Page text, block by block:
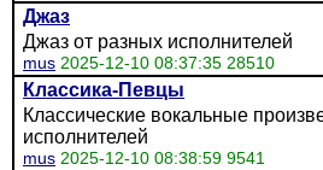
Джаз
Джаз от разных исполнителей
mus 2025-12-10 08:37:35 28510
Классика-Певцы
Классические вокальные
исполнителей
mus 2025-12-10 08:38:59 9541